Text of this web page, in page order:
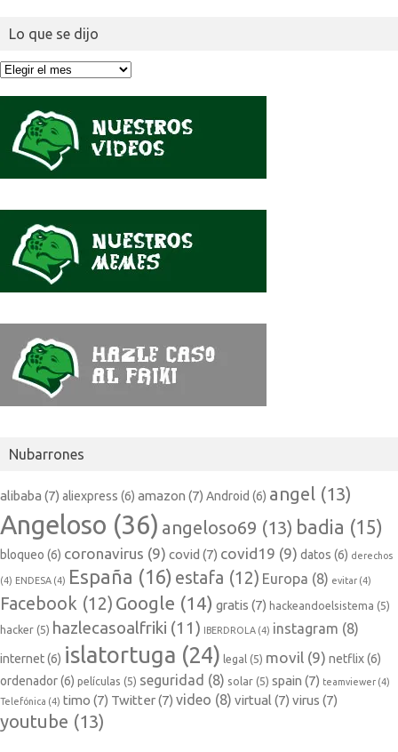
Lo que se dijo
Lo
Nubarrones
alibaba (7) aliexpress (6) amazon (7) Android (6) angel (13)
Angeloso (36) angeloso69 (13) badia (15)
bloqueo (6) coronavirus (9) covid (7) covid19 (9) datos (6) derechos
(4) ENDESA (4) España (16) estafa (12) Europa (8) evitar (4)
Facebook (12) Google (14) gratis (7) hackeandoelsistema (5)
hacker (5) hazlecasoalfriki (11) IBERDROLA (4) instagram (8)
internet(6) islatortuga (24) legal (5) movil (9) netflix(6)
ordenador(6) películas (5) seguridad (8) solar (5) spain (7) teamviewer (4)
Telefónica (4) timo (7) Twitter(7) video (8) virtual (7) virus (7)
youtube (13)